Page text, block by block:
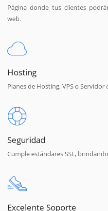
Página donde tus clientes
web.
Hosting
Planes de Hosting, VPS o
Seguridad
Cumple estándares SSL,
Excelente Soporte